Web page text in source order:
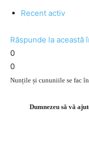
Recent activ
Răspunde la această
0
0
Nunțile și cununiile se fac
Dumnezeu să vă